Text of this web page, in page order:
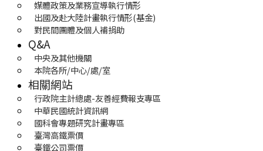
媒體政策及業務宣導執行情形
出國及赴大陸計畫執行情形(基金)
對民間團體及個人補捐助
Q&A
中央及其他機關
本院各所/中心/處/室
相關網站
行政院主計總處-友善經費報支專區
中華民國統計資訊網
國科會專題研究計畫專區
臺灣高鐵票價
臺鐵公司票價